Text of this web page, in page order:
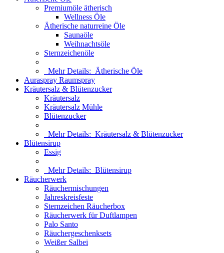
Premiumöle ätherisch
Wellness Öle
Ätherische naturreine Öle
Saunaöle
Weihnachtsöle
Sternzeichenöle
Mehr Details: Ätherische Öle
Auraspray Raumspray
Kräutersalz & Blütenzucker
Kräutersalz
Kräutersalz Mühle
Blütenzucker
Mehr Details: Kräutersalz & Blütenzucker
Blütensirup
Essig
Mehr Details: Blütensirup
Räucherwerk
Räuchermischungen
Jahreskreisfeste
Sternzeichen Räucherbox
Räucherwerk für Duftlampen
Palo Santo
Räuchergeschenksets
Weißer Salbei